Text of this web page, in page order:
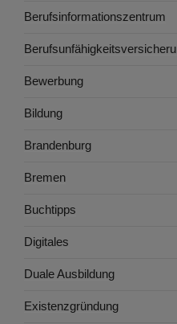
Berufsinformationszentrum
Bewerbung
Bildung
Brandenburg
Bremen
Buchtipps
Digitales
Duale Ausbildung
Existenzgründung